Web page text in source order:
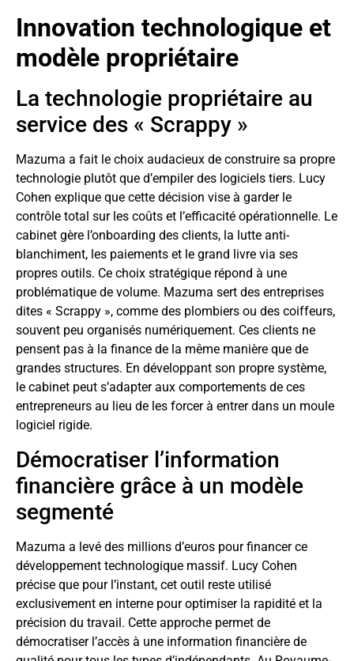
Innovation technologique et
modèle propriétaire
La technologie propriétaire au
service des « Scrappy »
Mazuma a fait le choix audacieux de construire sa propre
technologie plutôt que d’empiler des logiciels tiers. Lucy
Cohen explique que cette décision vise à garder le
contrôle total sur les coûts et l’efficacité opérationnelle. Le
cabinet gère l’onboarding des clients, la lutte anti-
blanchiment, les paiements et le grand livre via ses
propres outils. Ce choix stratégique répond à une
problématique de volume. Mazuma sert des entreprises
dites « Scrappy », comme des plombiers ou des coiffeurs,
souvent peu organisés numériquement. Ces clients ne
pensent pas à la finance de la même manière que de
grandes structures. En développant son propre système,
le cabinet peut s’adapter aux comportements de ces
entrepreneurs au lieu de les forcer à entrer dans un moule
logiciel rigide.
Démocratiser l’information
financière grâce à un modèle
segmenté
Mazuma a levé des millions d’euros pour financer ce
développement technologique massif. Lucy Cohen
précise que pour l’instant, cet outil reste utilisé
exclusivement en interne pour optimiser la rapidité et la
précision du travail. Cette approche permet de
démocratiser l’accès à une information financière de